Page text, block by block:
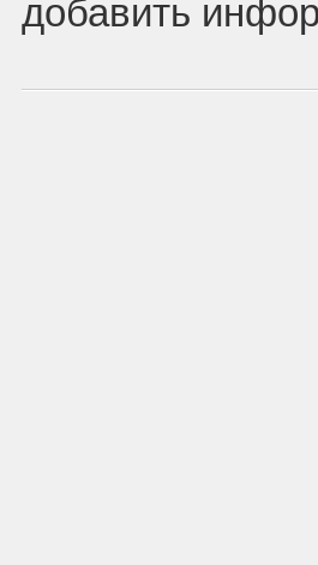
добавить